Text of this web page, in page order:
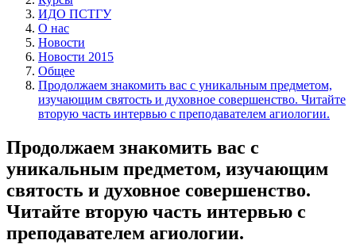
ИДО ПСТГУ
О нас
Новости
Новости 2015
Общее
Продолжаем знакомить вас с уникальным предметом,
изучающим святость и духовное совершенство. Читайте
вторую часть интервью с преподавателем агиологии.
Продолжаем знакомить вас с
уникальным предметом, изучающим
святость и духовное совершенство.
Читайте вторую часть интервью с
преподавателем агиологии.